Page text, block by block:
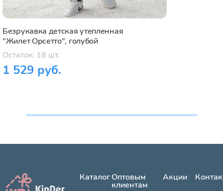
Безрукавка детская утепленная
"Жилет Орсетто", голубой
Остаток: 18 шт.
1 529 руб.
КаталогОптовым
клиентам
Акции